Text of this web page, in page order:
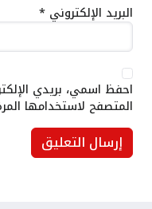
البريد الإلكتروني *
احفظ اسمي، بريدي
المتصفح لاستخدامها